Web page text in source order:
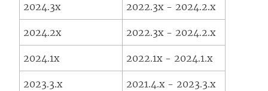
2024.3x 2022.3x - 2024.2.x
2024.2x 2022.3x - 2024.2.x
2024.1x 2022.1x - 2024.1.x
2023.3.x 2021.4.x - 2023.3.x